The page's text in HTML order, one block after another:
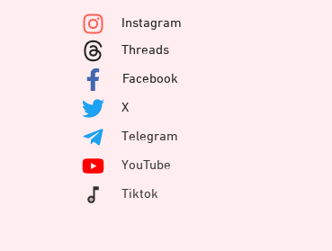
Instagram
Threads
Facebook
X
Telegram
YouTube
Tiktok